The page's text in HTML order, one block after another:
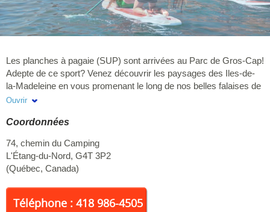
Les planches à pagaie (SUP) sont arrivées au Parc de Gros-Cap!
Adepte de ce sport? Venez découvrir les paysages des Iles-de-
la-Madeleine en vous promenant le long de nos belles falaises de
grès rouge qui sauront vous émerveiller. De plus, avec cette
depuis longtemps et ce, par vous même. N'hésitez pas à vous
nos courtes et longues randonnées de kayak de mer ainsi que la
location de kayaks récréatifs.
Ouvrir
Coordonnées
74, chemin du Camping
L'Étang-du-Nord, G4T 3P2
(Québec, Canada)
Téléphone : 418 986-4505